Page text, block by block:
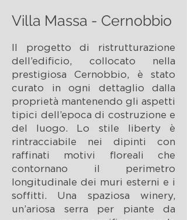
Villa Massa - Cernobbio
Il progetto di ristrutturazione
dell’edificio, collocato nella
prestigiosa Cernobbio, è stato
curato in ogni dettaglio dalla
proprietà mantenendo gli aspetti
tipici dell’epoca di costruzione e
del luogo. Lo stile liberty è
rintracciabile nei dipinti con
raffinati motivi floreali che
contornano il perimetro
longitudinale dei muri esterni e i
soffitti. Una spaziosa winery,
un’ariosa serra per piante da